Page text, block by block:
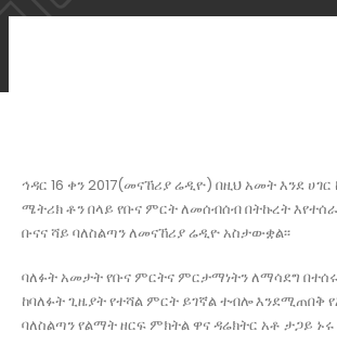
ኅዳር 16 ቀን 2017(መናኸሪያ ሬዲዮ) በዚህ አመት እንደ ሀገር
ሜትሪክ ቶን በላይ የቡና ምርት ለመሰብሰብ በትኩረት
ቡናና ሻይ ባለስልጣን ለመናኸሪያ ሬዲዮ አስታውቋል፡፡
ባለፉት አመታት የቡና ምርትና ምርታማነትን ለማሳደግ
ከባለፉት ጊዜያት የተሻል ምርት ይገኛል ተብሎ እንደሚጠበቅ
ባለስልጣን የልማት ዘርፍ ምክትል ዋና ዳሬክትር አቶ ታጋይ ኑሩ